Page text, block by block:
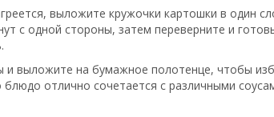
выложите кружочки картошки в один
с одной стороны, затем переверните и
и выложите на бумажное полотенце, чтобы
отлично сочетается с различными